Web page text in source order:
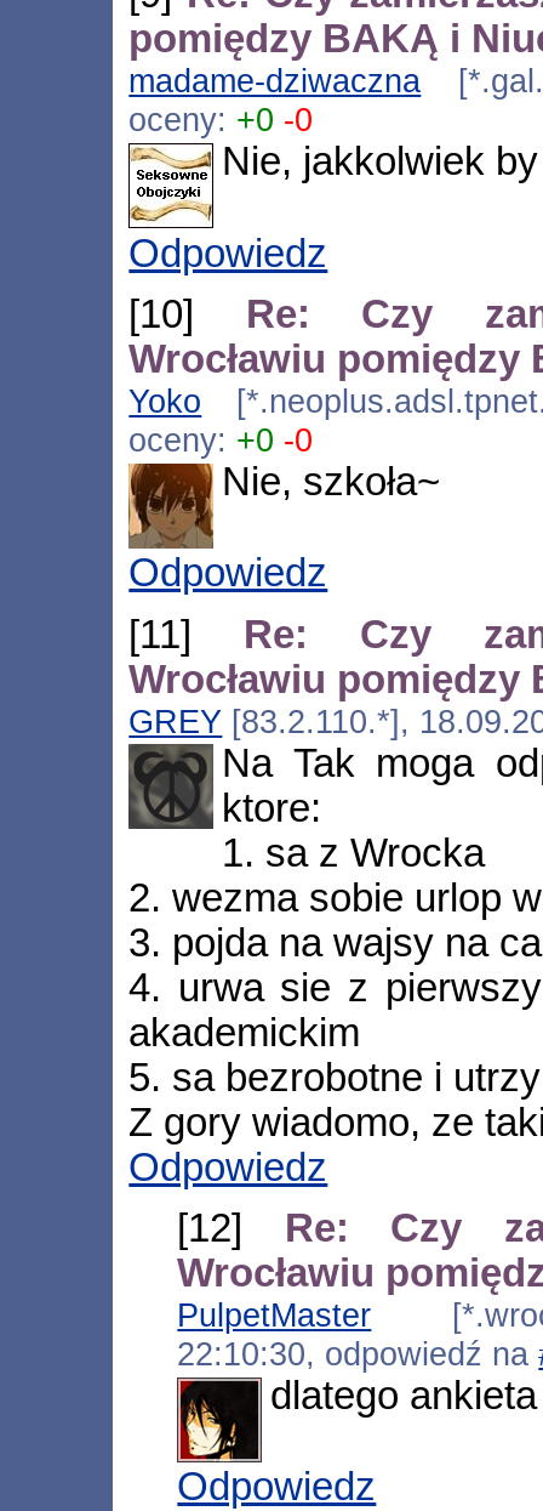
pomiędzy BAKĄ i
madame-dziwaczna
oceny: +0 -0
Nie, jakkolwiek
Odpowiedz
[10] Re: Czy
Wrocławiu
Yoko
oceny: +0 -0
Nie, szkoła~
Odpowiedz
[11] Re: Czy
Wrocławiu
GREY [83.2.110.*],
Na Tak moga
ktore:
1. sa z Wrocka
2. wezma sobie urlop
3. pojda na wajsy na
4. urwa sie z
akademickim
5. sa bezrobotne i
Z gory wiadomo, ze
Odpowiedz
[12] Re: Czy
Wrocławiu
PulpetMaster
22:10:30, odpowiedź na
dlatego
Odpowiedz